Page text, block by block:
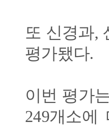
또 신경과,
평가됐다.
이번 평가
249개소